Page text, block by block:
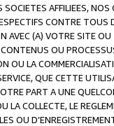
AFFILIEES,
CONTRE
AVEC (A) VOTRE SITE
OU
OU LA
QUE CETTE
PART A UNE
LA COLLECTE, LE
OU